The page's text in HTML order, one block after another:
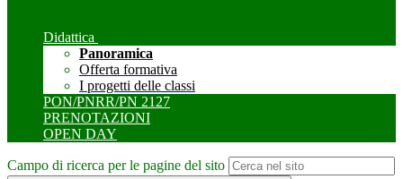
Didattica
Panoramica
Offerta formativa
I progetti delle classi
PON/PNRR/PN 2127
PRENOTAZIONI
OPEN DAY
Campo di ricerca per le pagine del sito